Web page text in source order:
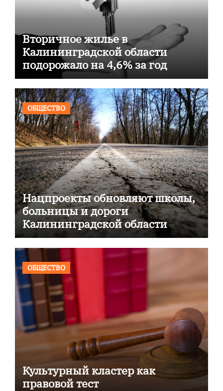
Вторичное жилье в
Калининградской области
подорожало на 4,6% за год
ОБЩЕСТВО
Нацпроекты обновляют школы,
больницы и дороги
Калининградской области
ОБЩЕСТВО
Культурный кластер как
правовой тест